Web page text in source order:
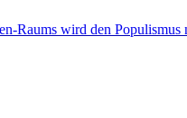
Raums wird den